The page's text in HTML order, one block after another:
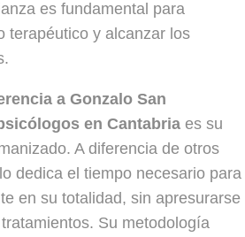
es fundamental para
terapéutico y alcanzar los
a Gonzalo San
en Cantabria es su
A diferencia de otros
dedica el tiempo necesario para
en su totalidad, sin apresurarse
Su metodología